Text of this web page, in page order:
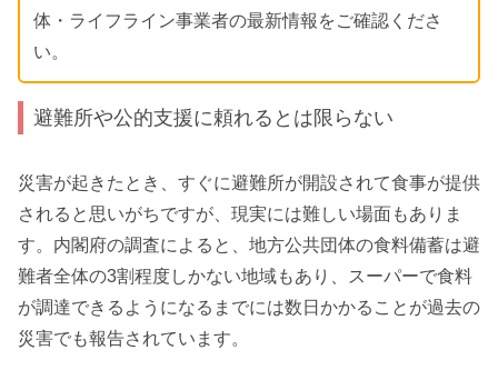
体・ライフライン事業者の最新情報をご確認くださ
い。
避難所や公的支援に頼れるとは限らない
災害が起きたとき、すぐに避難所が開設されて食事が提供
されると思いがちですが、現実には難しい場面もありま
す。内閣府の調査によると、地方公共団体の食料備蓄は避
難者全体の3割程度しかない地域もあり、スーパーで食料
が調達できるようになるまでには数日かかることが過去の
災害でも報告されています。